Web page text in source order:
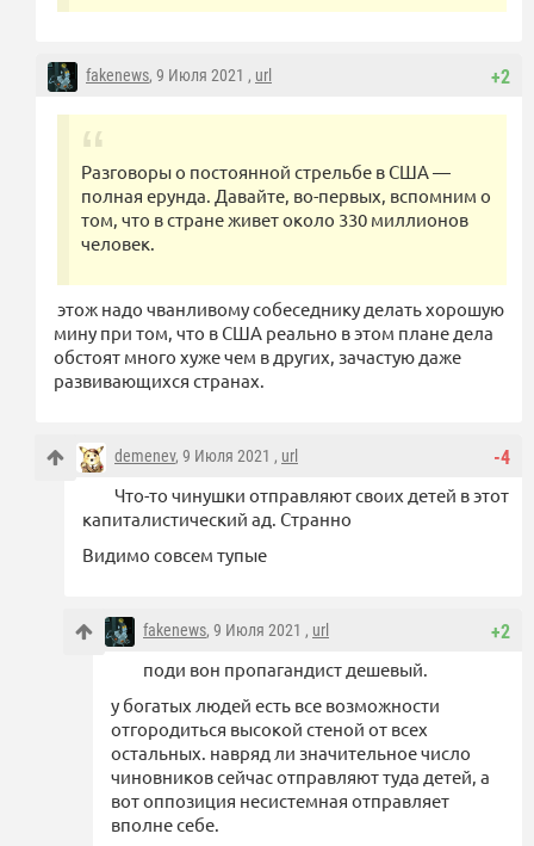
+2
fakenews, 9 Июля 2021 , url
Разговоры о постоянной стрельбе в США —
полная ерунда. Давайте, во-первых, вспомним о
том, что в стране живет около 330 миллионов
человек.
этож надо чванливому собеседнику делать хорошую
мину при том, что в США реально в этом плане дела
обстоят много хуже чем в других, зачастую даже
развивающихся странах.
-4
demenev, 9 Июля 2021 , url
Что-то чинушки отправляют своих детей в этот
капиталистический ад. Странно
Видимо совсем тупые
+2
fakenews, 9 Июля 2021 , url
поди вон пропагандист дешевый.
у богатых людей есть все возможности
отгородиться высокой стеной от всех
остальных. навряд ли значительное число
чиновников сейчас отправляют туда детей, а
вот оппозиция несистемная отправляет
вполне себе.